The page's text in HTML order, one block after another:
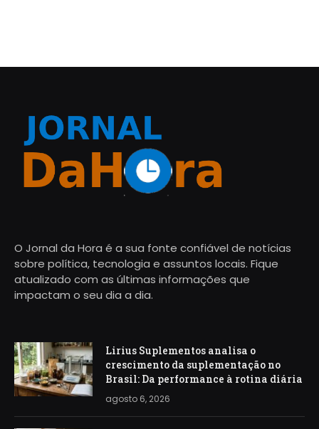
O Jornal da Hora é a sua fonte confiável de notícias
sobre política, tecnologia e assuntos locais. Fique
atualizado com as últimas informações que
impactam o seu dia a dia.
Lirius Suplementos analisa o
crescimento da suplementação no
Brasil: Da performance à rotina diária
agosto 6, 2026